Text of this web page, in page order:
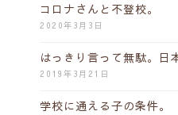
コロナさんと不登校。
2020年3月3日
はっきり言って無駄。日
2019年3月21日
学校に通える子の条件。